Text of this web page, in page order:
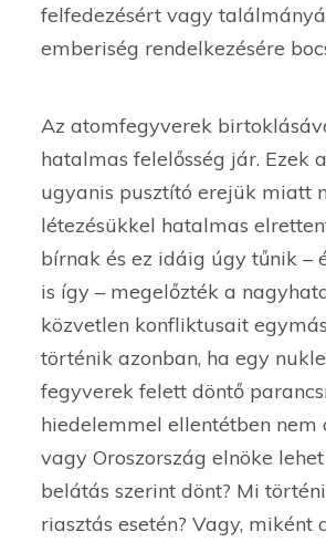
felfedezésért vagy
emberiség rendelkezésére
Az atomfegyverek
hatalmas felelősség jár. Ezek
ugyanis pusztító erejük miatt
létezésükkel hatalmas
bírnak és ez idáig úgy tűnik –
is így – megelőzték a
közvetlen konfliktusait
történik azonban, ha egy
fegyverek felett döntő
hiedelemmel ellentétben nem
vagy Oroszország elnöke
belátás szerint dönt? Mi
riasztás esetén? Vagy, miként